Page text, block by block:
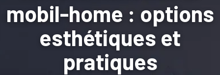
mobil-home : options
esthétiques et
pratiques